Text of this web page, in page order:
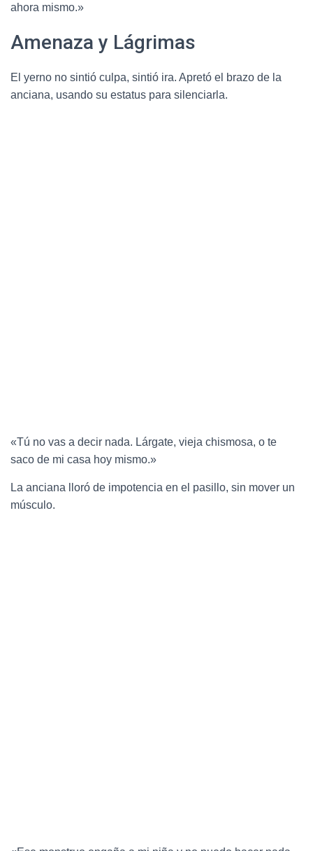
ahora mismo.»
Amenaza y Lágrimas
El yerno no sintió culpa, sintió ira. Apretó el brazo de la
anciana, usando su estatus para silenciarla.
«Tú no vas a decir nada. Lárgate, vieja chismosa, o te
saco de mi casa hoy mismo.»
La anciana lloró de impotencia en el pasillo, sin mover un
músculo.